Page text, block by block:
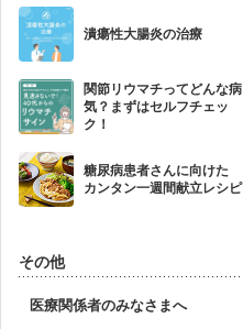
潰瘍性大腸炎の治療
関節リウマチってどんな病
気？まずはセルフチェッ
ク！
糖尿病患者さんに向けた
カンタン一週間献立レシピ
その他
医療関係者のみなさまへ